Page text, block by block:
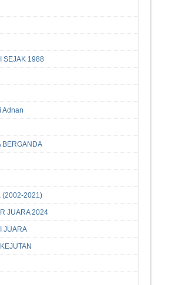
SEJAK 1988
Adnan
BERGANDA
(2002-2021)
JUARA 2024
JUARA